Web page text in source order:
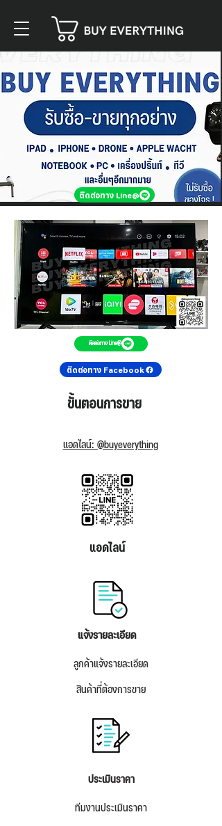
ติดต่อทาง Line@
ติดต่อทาง Line@
ติดต่อทาง Facebook
ขั้นตอนการขาย
แอดไลน์: @buyeverything
แอดไลน์
แจ้งรายละเอียด
ลูกค้าแจ้งรายละเอียด
สินค้าที่ต้องการขาย
ประเมินราคา
ทีมงานประเมินราคา